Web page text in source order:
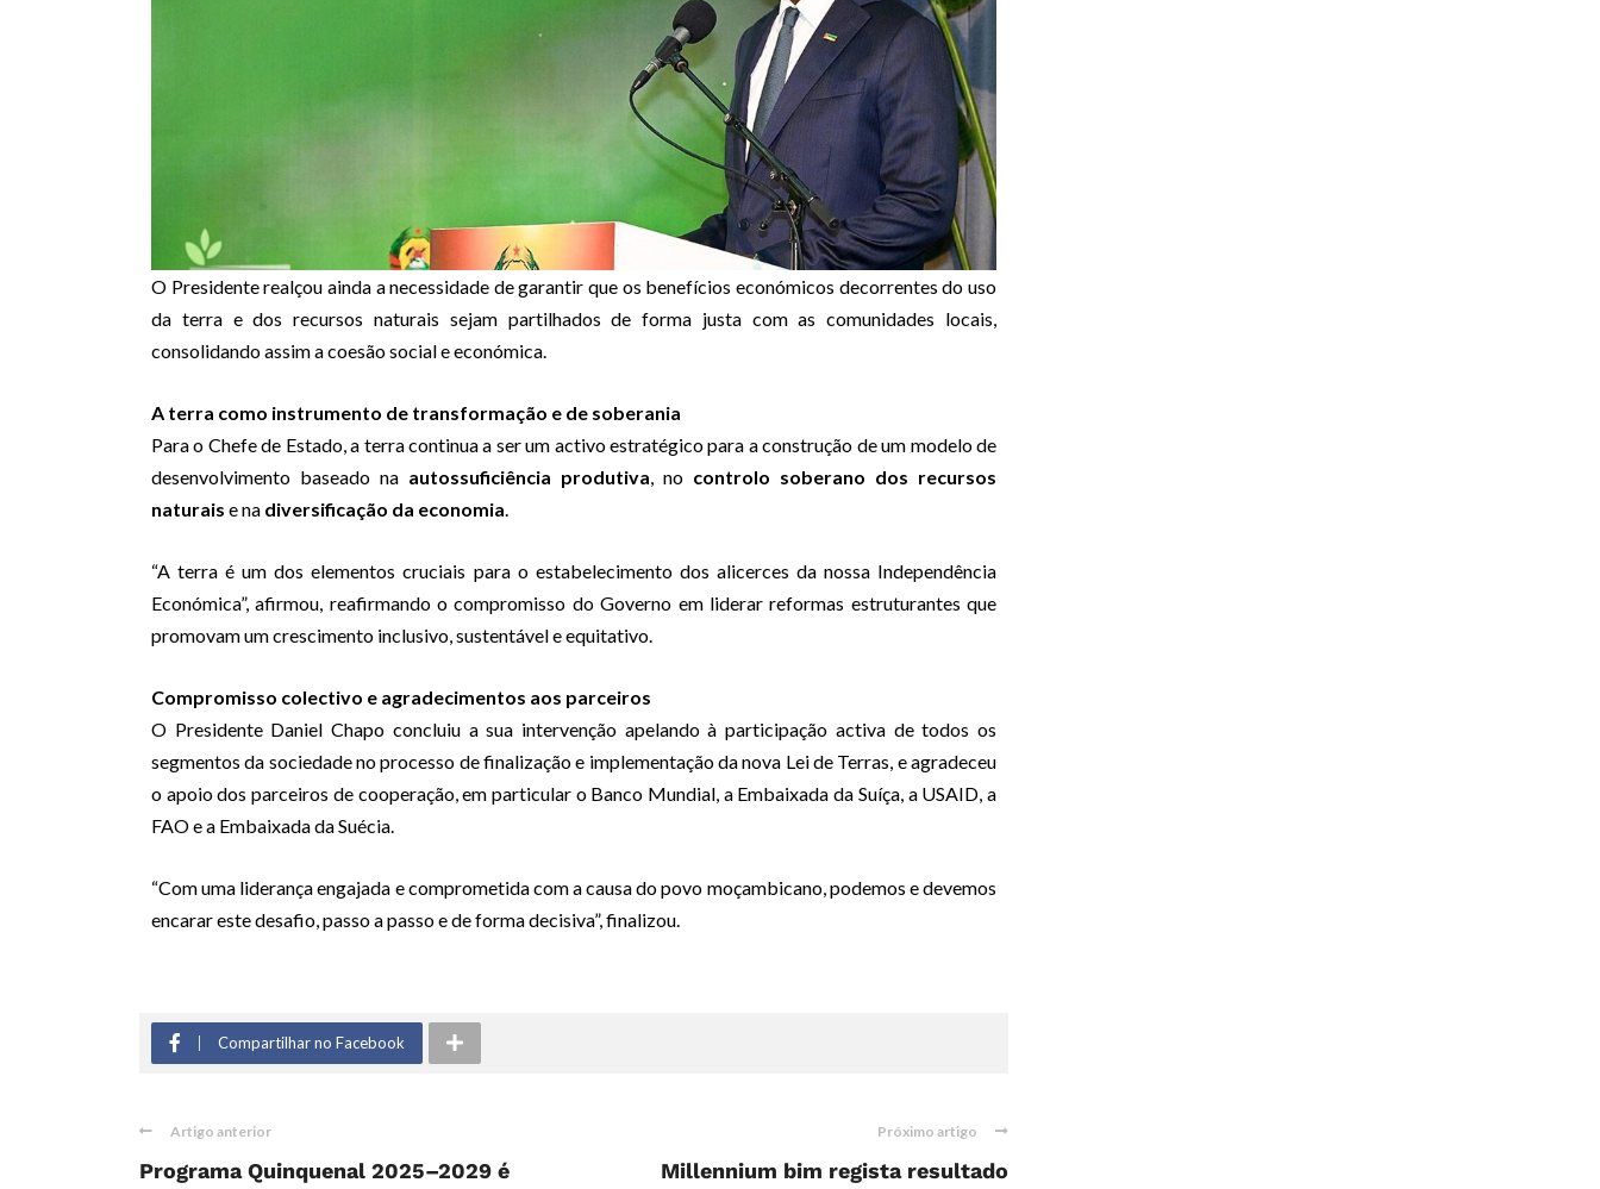
O Presidente realçou ainda a necessidade de garantir que os benefícios económicos decorrentes do uso
da terra e dos recursos naturais sejam partilhados de forma justa com as comunidades locais,
consolidando assim a coesão social e económica.
A terra como instrumento de transformação e de soberania
Para o Chefe de Estado, a terra continua a ser um activo estratégico para a construção de um modelo de
desenvolvimento baseado na autossuficiência produtiva , no controlo soberano dos recursos
naturais e na diversificação da economia
“A terra é um dos elementos cruciais para o estabelecimento dos alicerces da nossa Independência
Económica”, afirmou, reafirmando o compromisso do Governo em liderar reformas estruturantes que
promovam um crescimento inclusivo, sustentável e equitativo.
Compromisso colectivo e agradecimentos aos parceiros
O Presidente Daniel Chapo concluiu a sua intervenção apelando à participação activa de todos os
segmentos da sociedade no processo de finalização e implementação da nova Lei de Terras, e agradeceu
o apoio dos parceiros de cooperação, em particular o Banco Mundial, a Embaixada da Suíça, a USAID, a
FAO e a Embaixada da Suécia.
“Com uma liderança engajada e comprometida com a causa do povo moçambicano, podemos e devemos
encarar este desafio, passo a passo e de forma decisiva”, finalizou.
Compartilhar no Facebook
Artigo anterior
Programa Quinquenal 2025–2029 é
Próximo artigo
Millennium bim regista resultado